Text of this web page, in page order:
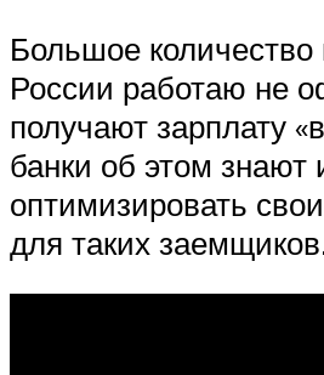
Большое количество
России работаю не
получают зарплату
банки об этом знают
оптимизировать
для таких